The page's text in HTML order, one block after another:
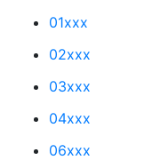
01xxx
02xxx
03xxx
04xxx
06xxx